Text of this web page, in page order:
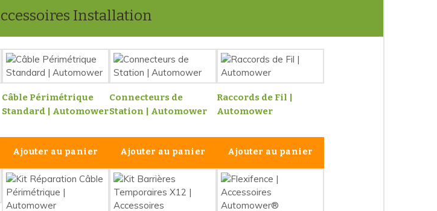
Accessoires Installation
Câble Périmétrique
Standard | Automower
Ajouter au panier
Connecteurs de
Station | Automower
Ajouter au panier
Raccords de Fil |
Automower
Ajouter au panier